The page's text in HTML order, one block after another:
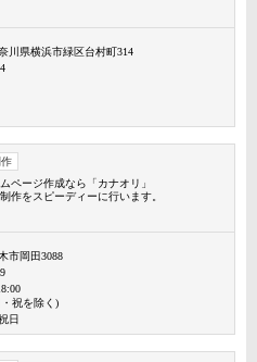
川県横浜市緑区台村町314
ページ作成なら「カナオリ」
作をスピーディーに行います。
市岡田3088
祝を除く)
日